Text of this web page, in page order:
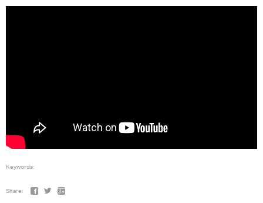
Keywords:
Share: